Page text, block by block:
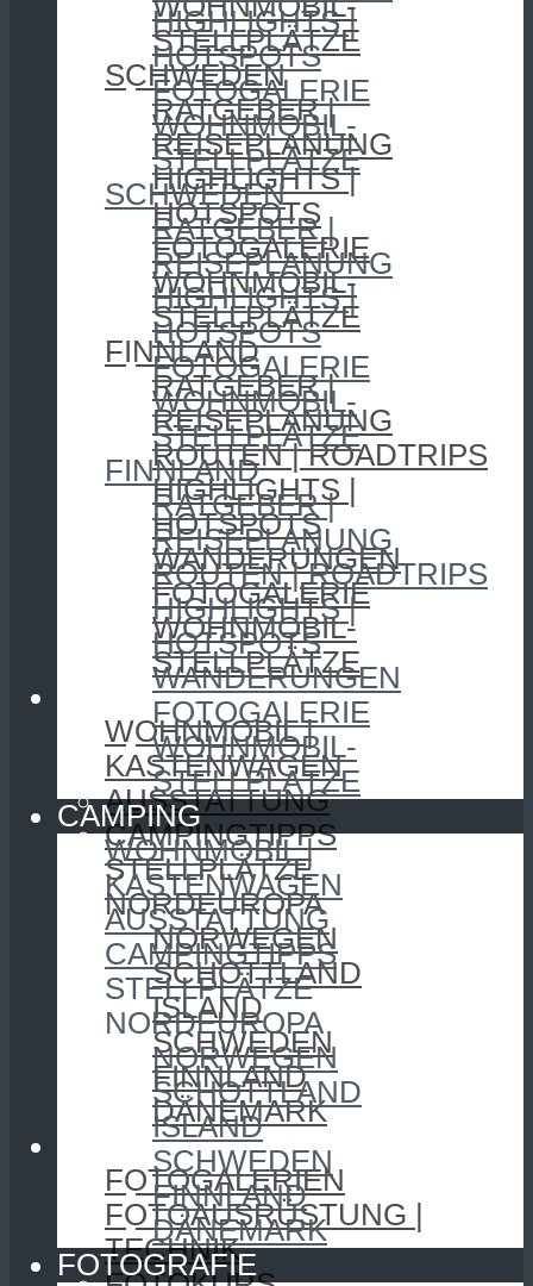
STELLPLÄTZE
SCHWEDEN
RATGEBER |
REISEPLANUNG
HIGHLIGHTS |
HOTSPOTS
FOTOGALERIE
WOHNMOBIL-
STELLPLÄTZE
FINNLAND
RATGEBER |
REISEPLANUNG
ROUTEN | ROADTRIPS
HIGHLIGHTS |
HOTSPOTS
WANDERUNGEN
FOTOGALERIE
WOHNMOBIL-
STELLPLÄTZE
CAMPING
WOHNMOBIL |
KASTENWAGEN
AUSSTATTUNG
CAMPINGTIPPS
STELLPLÄTZE
NORDEUROPA
NORWEGEN
SCHOTTLAND
ISLAND
SCHWEDEN
FINNLAND
DÄNEMARK
FOTOGRAFIE
FOTOGALERIEN
FOTOAUSRÜSTUNG |
TECHNIK
HIGHLIGHTS |
HOTSPOTS
FOTOGALERIE
WOHNMOBIL-
STELLPLÄTZE
SCHWEDEN
RATGEBER |
REISEPLANUNG
HIGHLIGHTS |
HOTSPOTS
FOTOGALERIE
WOHNMOBIL-
STELLPLÄTZE
FINNLAND
RATGEBER |
REISEPLANUNG
ROUTEN | ROADTRIPS
HIGHLIGHTS |
HOTSPOTS
WANDERUNGEN
FOTOGALERIE
WOHNMOBIL-
STELLPLÄTZE
CAMPING
WOHNMOBIL |
KASTENWAGEN
AUSSTATTUNG
CAMPINGTIPPS
STELLPLÄTZE
NORDEUROPA
NORWEGEN
SCHOTTLAND
ISLAND
SCHWEDEN
FINNLAND
DÄNEMARK
FOTOGRAFIE